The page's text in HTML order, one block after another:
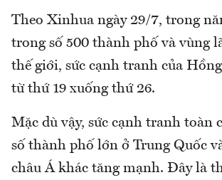
Theo Xinhua ngày 29/7, trong
trong số 500 thành phố và vùng
thế giới, sức cạnh tranh của
từ thứ 19 xuống thứ 26.
Mặc dù vậy, sức cạnh tranh toàn
số thành phố lớn ở Trung Quốc
châu Á khác tăng mạnh. Đây là